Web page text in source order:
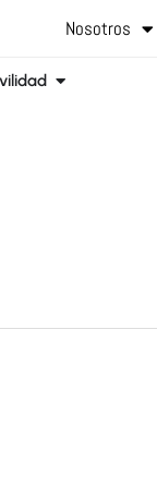
Nosotros
Abrir Movilidad